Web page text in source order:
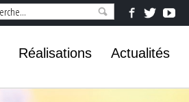
Réalisations Actualités